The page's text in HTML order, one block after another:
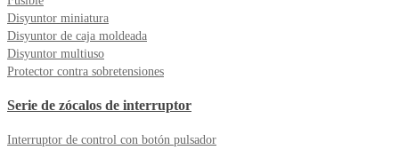
Disyuntor miniatura
Disyuntor de caja moldeada
Disyuntor multiuso
Protector contra sobretensiones
Serie de zócalos de interruptor
Interruptor de control con botón pulsador